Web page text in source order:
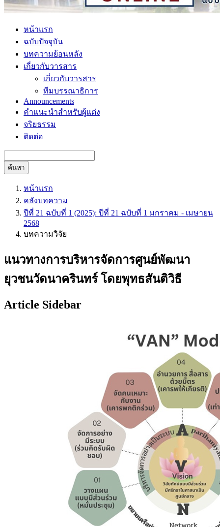
หน้าแรก
ฉบับปัจจุบัน
บทความย้อนหลัง
เกี่ยวกับวารสาร
เกี่ยวกับวารสาร
ทีมบรรณาธิการ
Announcements
คำแนะนำสำหรับผู้แต่ง
จริยธรรม
ติดต่อ
ค้นหา
หน้าแรก
คลังบทความ
ปีที่ 21 ฉบับที่ 1 (2025): ปีที่ 21 ฉบับที่ 1 มกราคม - เมษายน
2568
บทความวิจัย
แนวทางการบริหารจัดการศูนย์พัฒนา
ยุวชนวัดนาครินทร์ โดยพุทธสันติวิธี
Article Sidebar